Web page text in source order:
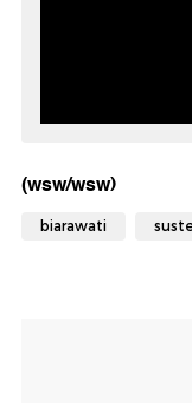
(wsw/wsw)
biarawati